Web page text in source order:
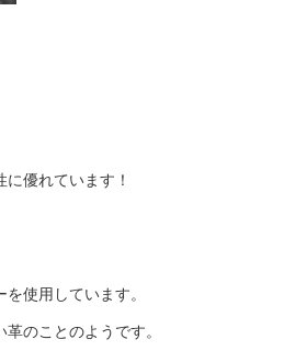
優れています！
使用しています。
のことのようです。